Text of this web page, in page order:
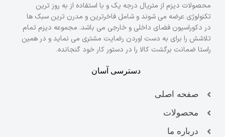
محصولات دیزم از متریال درجه یک و با استفاده از به روز ترین
تکنولوژی عرضه می شوند و شامل فاخرترین و مدرن ترین سبک ها
در دکوراسیون فضای داخلی و خارجی می باشد. مجموعه دیزم تمام
تلاشش را برای به دست اوردن رضایت مشتری می نماید و در همین
راستا ضمانت برگشت کالا را در دستور کار خود گنجانده.
دسترسی آسان
صفحه اصلی
محصولات
درباره ما